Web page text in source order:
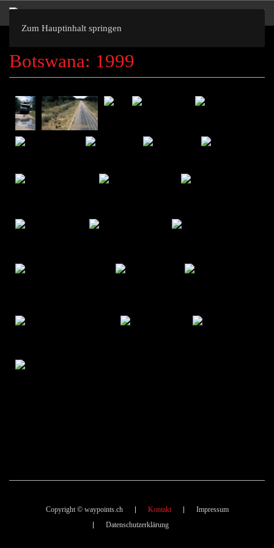
Zum Hauptinhalt springen
Botswana: 1999
Copyright © waypoints.ch Kontakt
Impressum
Datenschutzerklärung